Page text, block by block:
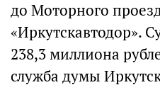
до Моторного
«Иркутскавтодор».
238,3 миллиона
служба думы